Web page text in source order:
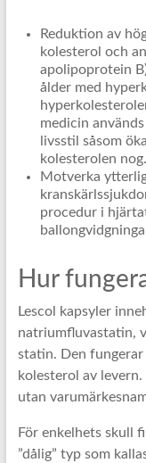
Reduktion av
kolesterol och
apolipoprotein
ålder med
medicin
livsstil såsom
kolesterolen nog.
Motverka
procedur i
Hur
Lescol kapsyler
natriumfluvastatin,
statin. Den
kolesterol av
utan
För enkelhets skull
”dålig” typ som